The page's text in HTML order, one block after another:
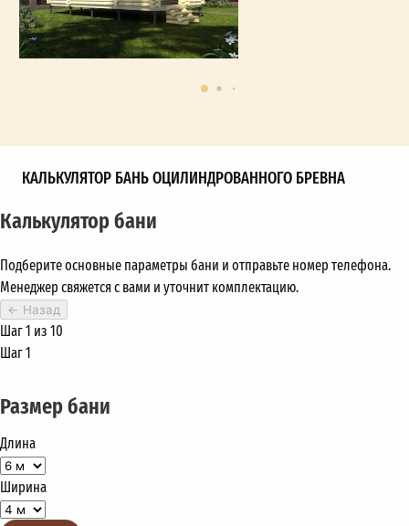
КАЛЬКУЛЯТОР БАНЬ ОЦИЛИНДРОВАННОГО БРЕВНА
Калькулятор бани
Подберите основные параметры бани и отправьте номер телефона.
Менеджер свяжется с вами и уточнит комплектацию.
← Назад
Шаг 1 из 10
Шаг 1
Размер бани
Длина
Ширина